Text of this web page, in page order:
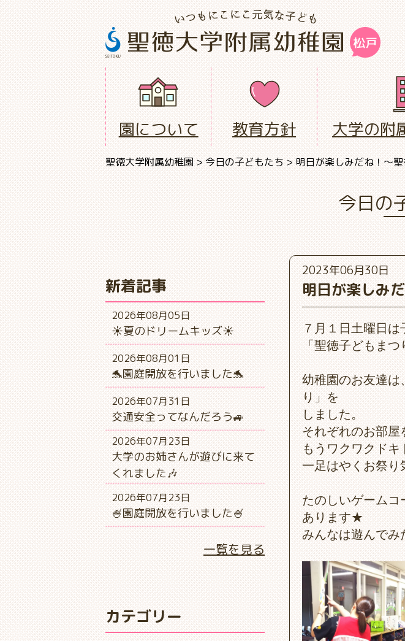
園について 教育方針 大学の附
聖徳大学附属幼稚園>今日の子どもたち>明日が楽しみだね！～
今日の
新着記事
2026年08月05日
☀夏のドリームキッズ☀
2026年08月01日
🐬園庭開放を行いました🐬
2026年07月31日
交通安全ってなんだろう🚙
2026年07月23日
大学のお姉さんが遊びに来て
くれました🎶
2026年07月23日
🍧園庭開放を行いました🍧
一覧を見る
カテゴリー
2023年06月30日
明日が楽しみ
７月１日土曜日は
「聖徳子どもま
幼稚園のお友達は
り」を
しました。
それぞれのお部屋
もうワクワクド
一足はやくお祭り
たのしいゲームコ
あります★
みんなは遊んでみ